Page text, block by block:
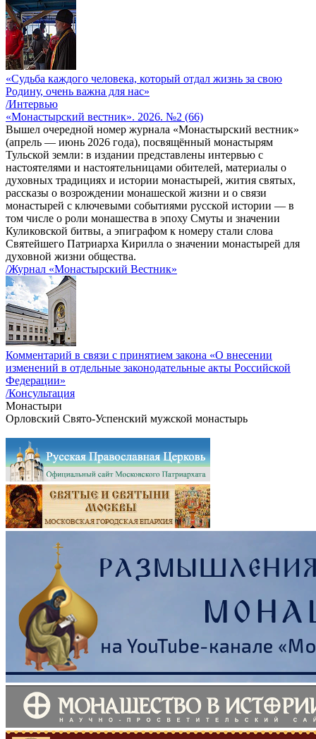
«Судьба каждого человека, который отдал жизнь за свою
Родину, очень важна для нас»
/Интервью
«Монастырский вестник». 2026. №2 (66)
Вышел очередной номер журнала «Монастырский вестник»
(апрель — июнь 2026 года), посвящённый монастырям
Тульской земли: в издании представлены интервью с
настоятелями и настоятельницами обителей, материалы о
духовных традициях и истории монастырей, жития святых,
рассказы о возрождении монашеской жизни и о связи
монастырей с ключевыми событиями русской истории — в
том числе о роли монашества в эпоху Смуты и значении
Куликовской битвы, а эпиграфом к номеру стали слова
Святейшего Патриарха Кирилла о значении монастырей для
духовной жизни общества.
/Журнал «Монастырский Вестник»
Комментарий в связи с принятием закона «О внесении
изменений в отдельные законодательные акты Российской
Федерации»
/Консультация
Монастыри
Орловский Свято-Успенский мужской монастырь